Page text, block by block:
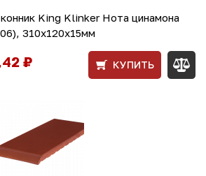
King Klinker Нота цинамона
310х120х15мм
₽ КУПИТЬ